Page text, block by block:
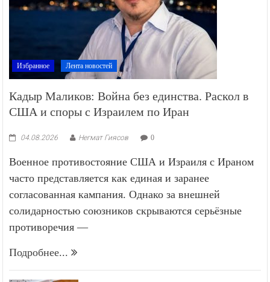
Избранное Лента новостей
Кадыр Маликов: Война без единства. Раскол в
США и споры с Израилем по Иран
04.08.2026 Негмат Гиясов 0
Военное противостояние США и Израиля с Ираном
часто представляется как единая и заранее
согласованная кампания. Однако за внешней
солидарностью союзников скрываются серьёзные
противоречия —
Подробнее...